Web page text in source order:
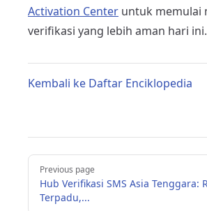
Activation Center untuk memulai
verifikasi yang lebih aman hari ini.
Kembali ke Daftar Enciklopedia
Pager
Previous page
Hub Verifikasi SMS Asia Tenggara:
Terpadu,...